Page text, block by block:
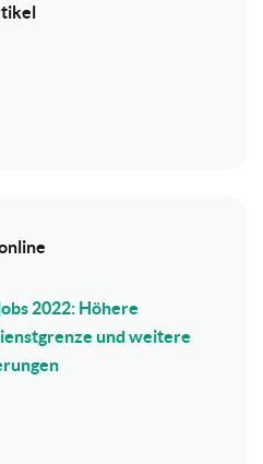
2022: Höhere
und weitere